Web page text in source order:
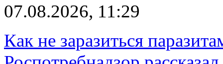
07.08.2026, 11:29
Как не заразиться